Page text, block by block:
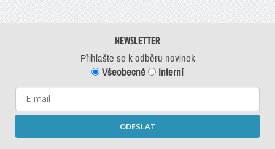
NEWSLETTER
Přihlašte se k odběru novinek
Všeobecné
Interní
ODESLAT